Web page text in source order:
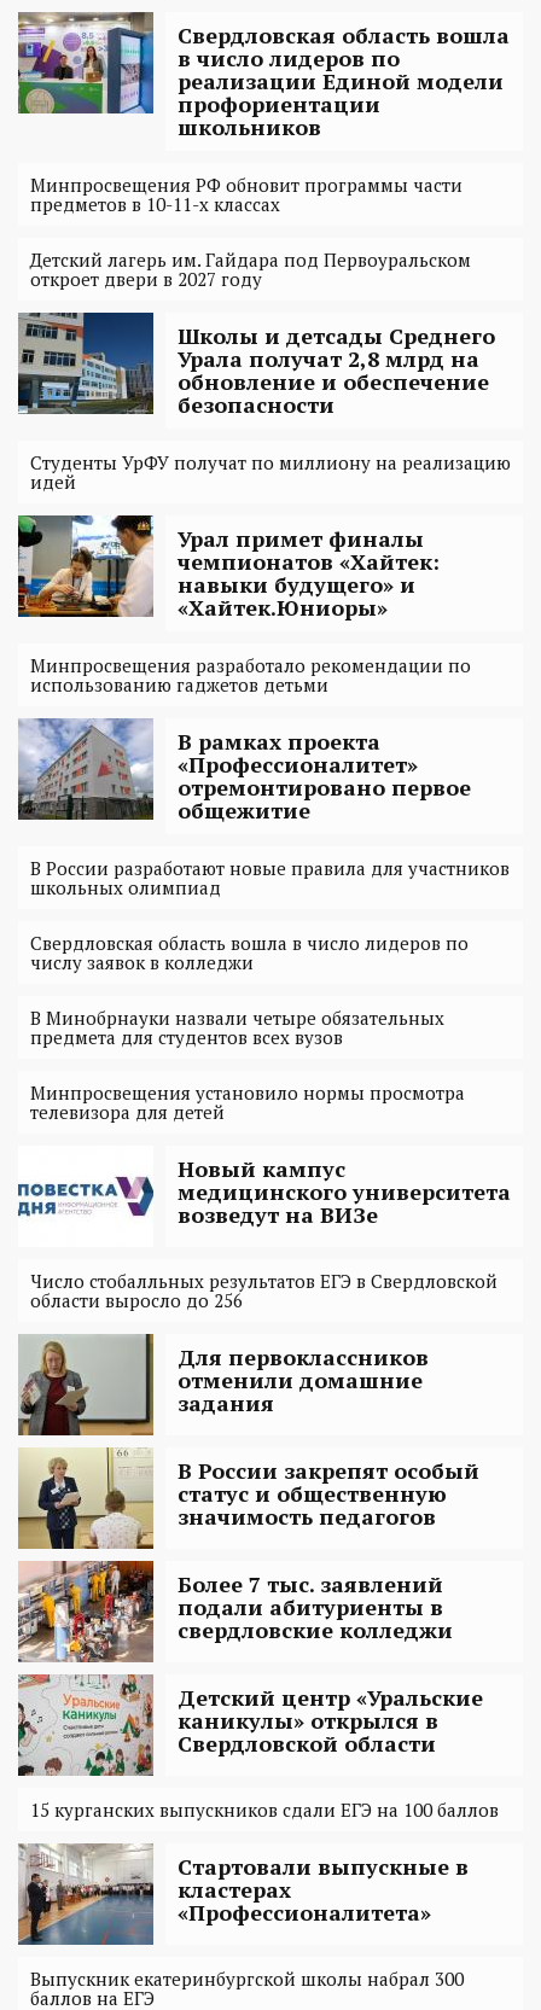
Свердловская область вошла
в число лидеров по
реализации Единой модели
профориентации
школьников
Минпросвещения РФ обновит программы части
предметов в 10-11-х классах
Детский лагерь им. Гайдара под Первоуральском
откроет двери в 2027 году
Школы и детсады Среднего
Урала получат 2,8 млрд на
обновление и обеспечение
безопасности
Студенты УрФУ получат по миллиону на реализацию
идей
Урал примет финалы
чемпионатов «Хайтек:
навыки будущего» и
«Хайтек.Юниоры»
Минпросвещения разработало рекомендации по
использованию гаджетов детьми
В рамках проекта
«Профессионалитет»
отремонтировано первое
общежитие
В России разработают новые правила для участников
школьных олимпиад
Свердловская область вошла в число лидеров по
числу заявок в колледжи
В Минобрнауки назвали четыре обязательных
предмета для студентов всех вузов
Минпросвещения установило нормы просмотра
телевизора для детей
Новый кампус
медицинского университета
возведут на ВИЗе
Число стобалльных результатов ЕГЭ в Свердловской
области выросло до 256
Для первоклассников
отменили домашние
задания
В России закрепят особый
статус и общественную
значимость педагогов
Более 7 тыс. заявлений
подали абитуриенты в
свердловские колледжи
Детский центр «Уральские
каникулы» открылся в
Свердловской области
15 курганских выпускников сдали ЕГЭ на 100 баллов
Стартовали выпускные в
кластерах
«Профессионалитета»
Выпускник екатеринбургской школы набрал 300
баллов на ЕГЭ